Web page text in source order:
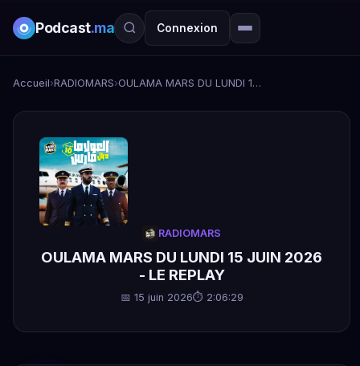
Podcast.ma Connexion
Accueil›RADIOMARS› OULAMA MARS DU LUNDI 15 JUIN 2026 - LE REPLAY
RADIOMARS
OULAMA MARS DU LUNDI 15 JUIN 2026
- LE REPLAY
📅 15 juin 2026⏱ 2:06:29